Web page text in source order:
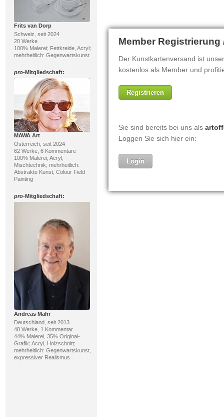
Frits van Dorp
Schweiz, seit 2024
20 Werke
100% Malerei; Fettkreide, Acryl;
mehrheitlich: Gegenwartskunst
pro-Mitgliedschaft:
MAWA Art
Österreich, seit 2024
62 Werke, 6 Kommentare
100% Malerei; Acryl,
Mischtechnik; mehrheitlich:
Abstrakte Kunst, Colour Field
Painting
pro-Mitgliedschaft:
Andreas Mahr
Deutschland, seit 2013
48 Werke, 1 Kommentar
44% Malerei, 35% Original-
Grafik; Acryl, Holzschnitt;
mehrheitlich: Gegenwartskunst,
expressiver Realismus